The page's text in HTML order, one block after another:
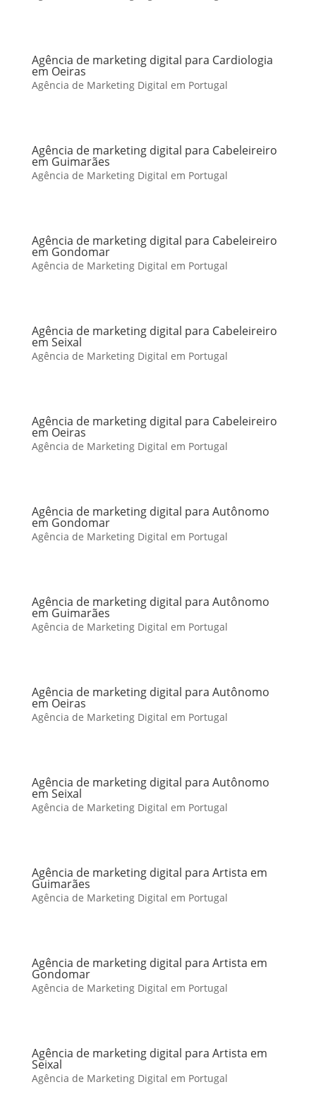
Agência de marketing digital para Cardiologia
em Oeiras
Agência de Marketing Digital em Portugal
Agência de marketing digital para Cabeleireiro
em Guimarães
Agência de Marketing Digital em Portugal
Agência de marketing digital para Cabeleireiro
em Gondomar
Agência de Marketing Digital em Portugal
Agência de marketing digital para Cabeleireiro
em Seixal
Agência de Marketing Digital em Portugal
Agência de marketing digital para Cabeleireiro
em Oeiras
Agência de Marketing Digital em Portugal
Agência de marketing digital para Autônomo
em Gondomar
Agência de Marketing Digital em Portugal
Agência de marketing digital para Autônomo
em Guimarães
Agência de Marketing Digital em Portugal
Agência de marketing digital para Autônomo
em Oeiras
Agência de Marketing Digital em Portugal
Agência de marketing digital para Autônomo
em Seixal
Agência de Marketing Digital em Portugal
Agência de marketing digital para Artista em
Guimarães
Agência de Marketing Digital em Portugal
Agência de marketing digital para Artista em
Gondomar
Agência de Marketing Digital em Portugal
Agência de marketing digital para Artista em
Seixal
Agência de Marketing Digital em Portugal